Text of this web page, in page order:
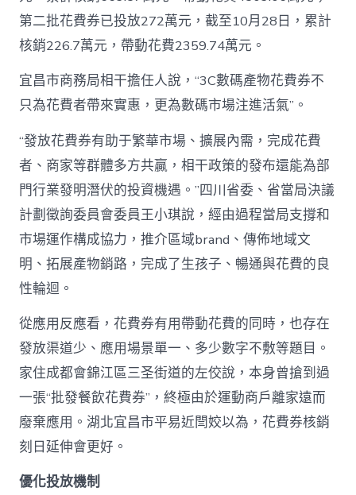
第二批花費券已投放272萬元，截至10月28日，累計
核銷226.7萬元，帶動花費2359.74萬元。
宜昌市商務局相干擔任人說，“3C數碼產物花費券不
只為花費者帶來實惠，更為數碼市場注進活氣”。
“發放花費券有助于繁華市場、擴展內需，完成花費
者、商家等群體多方共贏，相干政策的發布還能為部
門行業發明潛伏的投資機遇。”四川省委、省當局決議
計劃徵詢委員會委員王小琪說，經由過程當局支撐和
市場運作構成協力，推介區域brand、傳佈地域文
明、拓展產物銷路，完成了生孩子、暢通與花費的良
性輪迴。
從應用反應看，花費券有用帶動花費的同時，也存在
發放渠道少、應用場景單一、多少數字不敷等題目。
家住成都會錦江區三圣街道的左佼說，本身曾搶到過
一張“批發餐飲花費券”，終極由於運動商戶離家遠而
廢棄應用。湖北宜昌市平易近閆姣以為，花費券核銷
刻日延伸會更好。
優化投放機制